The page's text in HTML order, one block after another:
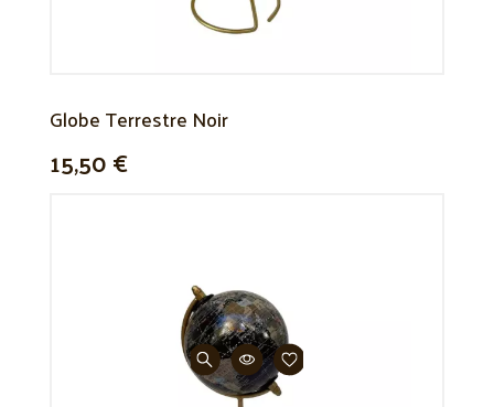
Globe Terrestre Noir
15,50 €